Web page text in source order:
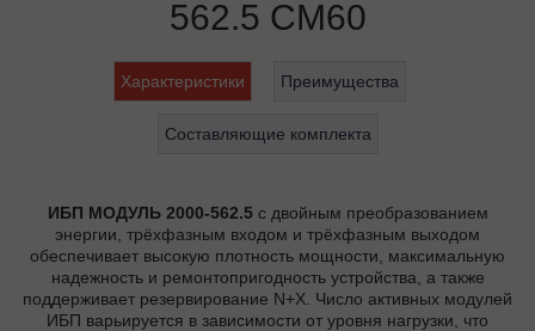
562.5 СМ60
Характеристики Преимущества
Составляющие комплекта
ИБП МОДУЛЬ 2000-562.5с двойным преобразованием
энергии, трёхфазным входом и трёхфазным выходом
обеспечивает высокую плотность мощности, максимальную
надежность и ремонтопригодность устройства, а также
поддерживает резервирование N+X. Число активных модулей
ИБП варьируется в зависимости от уровня нагрузки, что